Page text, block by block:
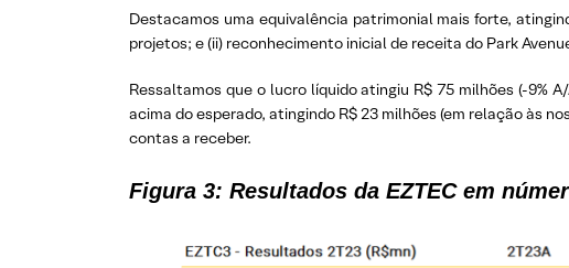
Destacamos uma equivalência patrimonial mais forte,
projetos; e (ii) reconhecimento inicial de receita do Park
Ressaltamos que o lucro líquido atingiu R$ 75 milhões (-9%
acima do esperado, atingindo R$ 23 milhões (em relação às
contas a receber.
Figura 3: Resultados da EZTEC em